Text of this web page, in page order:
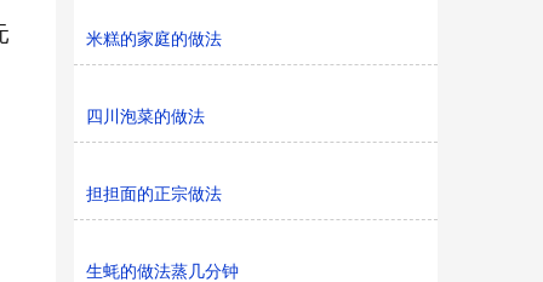
米糕的家庭的做法
四川泡菜的做法
担担面的正宗做法
生蚝的做法蒸几分钟